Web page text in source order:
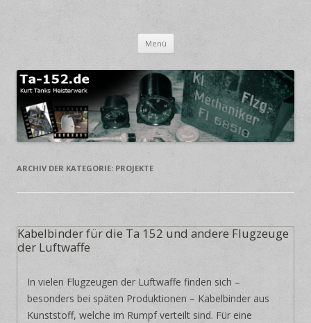
Focke-Wulf TA 152
Menü
ARCHIV DER KATEGORIE: PROJEKTE
Kabelbinder für die Ta 152 und andere Flugzeuge
der Luftwaffe
In vielen Flugzeugen der Luftwaffe finden sich –
besonders bei späten Produktionen – Kabelbinder aus
Kunststoff, welche im Rumpf verteilt sind. Für eine